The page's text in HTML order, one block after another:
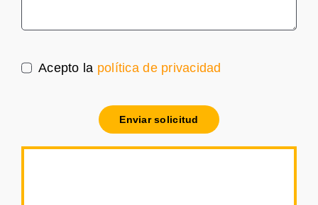
Acepto la política de privacidad
Enviar solicitud